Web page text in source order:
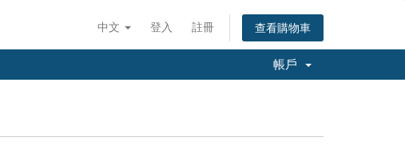
中文 登入 註冊 查看購物車
帳戶